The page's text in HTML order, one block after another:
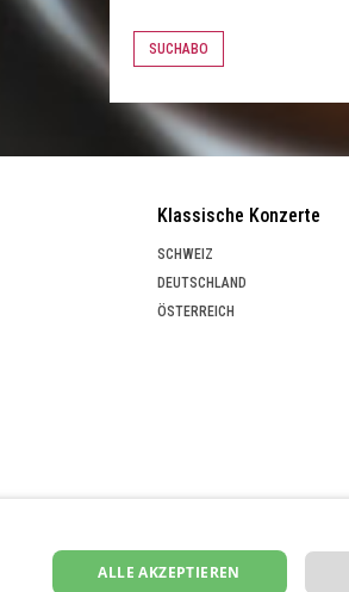
SUCHABO
Klassische Konzerte
SCHWEIZ
DEUTSCHLAND
ÖSTERREICH
ALLE AKZEPTIEREN